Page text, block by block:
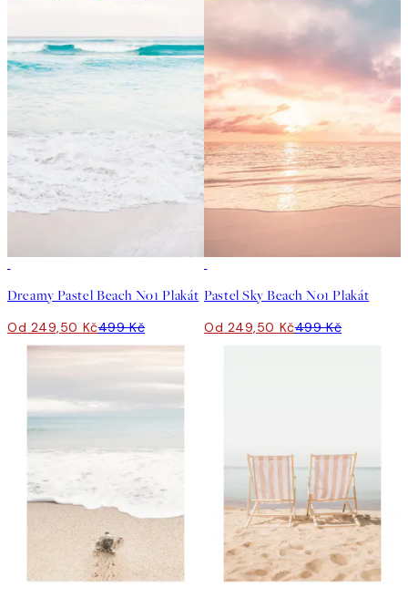
Dreamy Pastel Beach No1 Plakát
Od 249,50 Kč499 Kč
Pastel Sky Beach No1 Plakát
Od 249,50 Kč499 Kč